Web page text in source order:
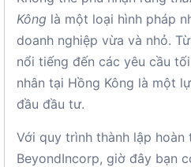
Kông là một loại hình pháp
doanh nghiệp vừa và nhỏ.
nổi tiếng đến các yêu cầu
nhân tại Hồng Kông là một
đầu đầu tư.
Với quy trình thành lập
BeyondIncorp, giờ đây bạn